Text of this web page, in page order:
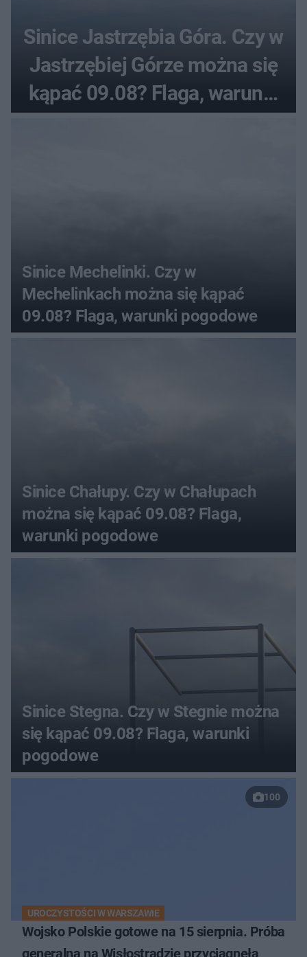
Sinice Jastrzębia Góra. Czy w
Jastrzębiej Górze można się
kąpać 09.08? Flaga, warunki
Sinice Mechelinki. Czy w
Mechelinkach można się kąpać
09.08? Flaga, warunki pogodowe
Sinice Chałupy. Czy w Chałupach
można się kąpać 09.08? Flaga,
warunki pogodowe
Sinice Stegna. Czy w Stegnie można
się kąpać 09.08? Flaga, warunki
pogodowe
100
UROCZYSTOŚCI W WARSZAWIE
Wojsko Polskie gotowe na 15 sierpnia. Próba
generalna na Wisłostradzie przyciągnęła